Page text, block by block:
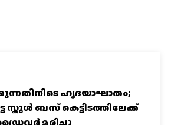
ഹൃദയാഘാതം;
സ്കൂൾ ബസ് കെട്ടിടത്തിലേക്ക്
മരിച്ചു